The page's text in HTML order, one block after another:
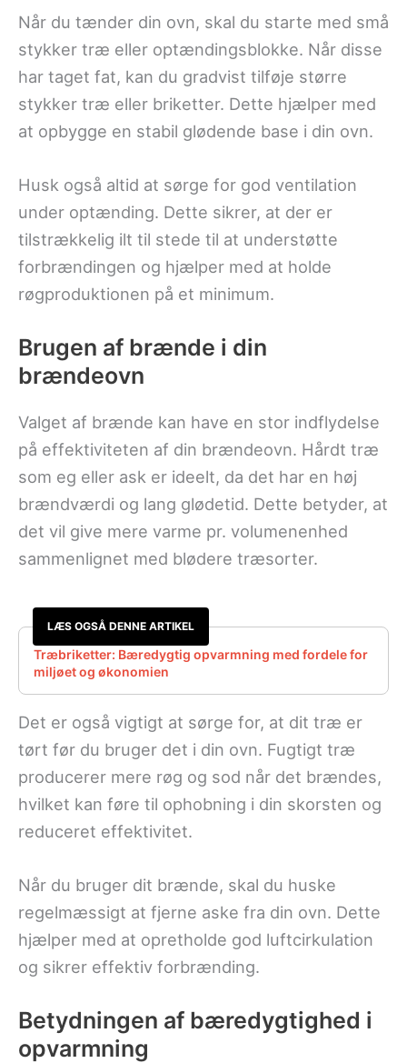
Når du tænder din ovn, skal du starte med små
stykker træ eller optændingsblokke. Når disse
har taget fat, kan du gradvist tilføje større
stykker træ eller briketter. Dette hjælper med
at opbygge en stabil glødende base i din ovn.
Husk også altid at sørge for god ventilation
under optænding. Dette sikrer, at der er
tilstrækkelig ilt til stede til at understøtte
forbrændingen og hjælper med at holde
røgproduktionen på et minimum.
Brugen af ​​brænde i din
brændeovn
Valget af brænde kan have en stor indflydelse
på effektiviteten af ​​din brændeovn. Hårdt træ
som eg eller ask er ideelt, da det har en høj
brændværdi og lang glødetid. Dette betyder, at
det vil give mere varme pr. volumenenhed
sammenlignet med blødere træsorter.
LÆS OGSÅ DENNE ARTIKEL
Træbriketter: Bæredygtig opvarmning med fordele for
miljøet og økonomien
Det er også vigtigt at sørge for, at dit træ er
tørt før du bruger det i din ovn. Fugtigt træ
producerer mere røg og sod når det brændes,
hvilket kan føre til ophobning i din skorsten og
reduceret effektivitet.
Når du bruger dit brænde, skal du huske
regelmæssigt at fjerne aske fra din ovn. Dette
hjælper med at opretholde god luftcirkulation
og sikrer effektiv forbrænding.
Betydningen af bæredygtighed i
opvarmning